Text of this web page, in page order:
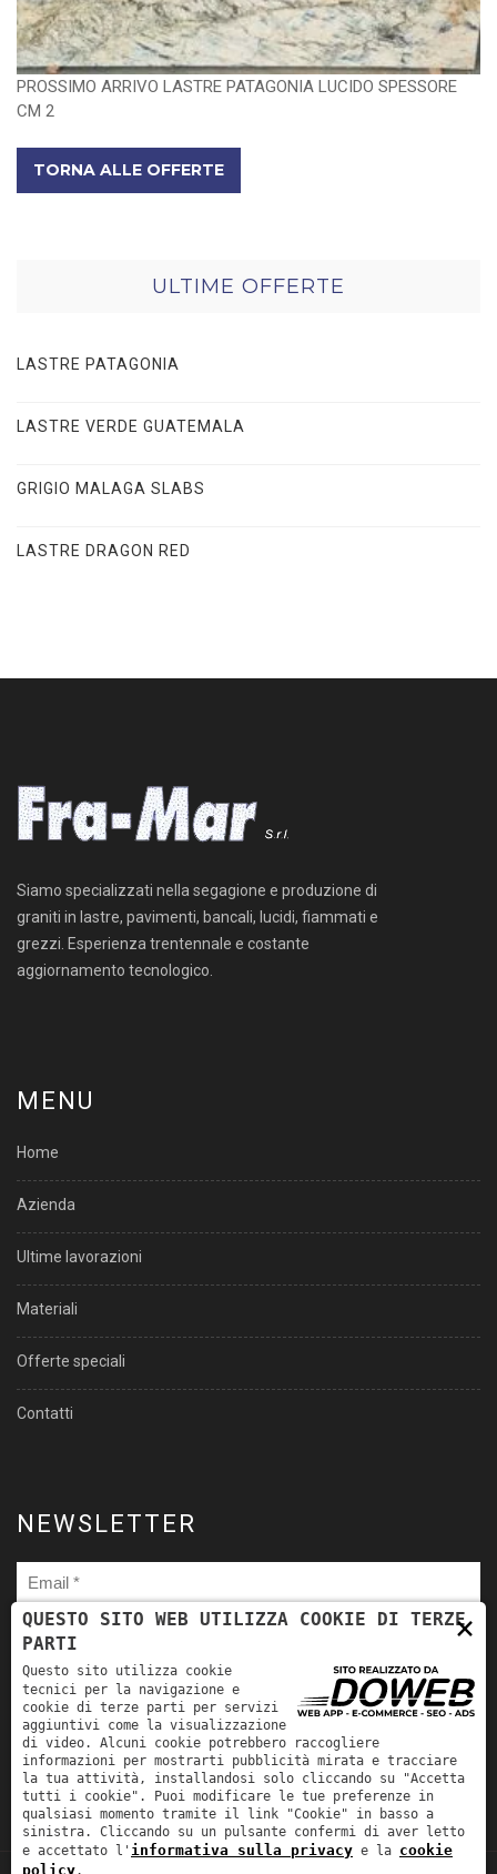
PROSSIMO ARRIVO LASTRE PATAGONIA LUCIDO SPESSORE
CM 2
TORNA ALLE OFFERTE
ULTIME OFFERTE
LASTRE PATAGONIA
LASTRE VERDE GUATEMALA
GRIGIO MALAGA SLABS
LASTRE DRAGON RED
Siamo specializzati nella segagione e produzione di
graniti in lastre, pavimenti, bancali, lucidi, fiammati e
grezzi. Esperienza trentennale e costante
aggiornamento tecnologico.
MENU
Home
Azienda
Ultime lavorazioni
Materiali
Offerte speciali
Contatti
NEWSLETTER
dei miei dati personali per le finalità ivi indicate. *
×
QUESTO SITO WEB UTILIZZA COOKIE DI TERZE
PARTI
Questo sito utilizza cookie
tecnici per la navigazione e
cookie di terze parti per servizi
aggiuntivi come la visualizzazione
di video. Alcuni cookie potrebbero raccogliere
informazioni per mostrarti pubblicità mirata e tracciare
la tua attività, installandosi solo cliccando su "Accetta
tutti i cookie". Puoi modificare le tue preferenze in
qualsiasi momento tramite il link "Cookie" in basso a
sinistra. Cliccando su un pulsante confermi di aver letto
e accettato l' informativa sulla privacy e la cookie
policy.